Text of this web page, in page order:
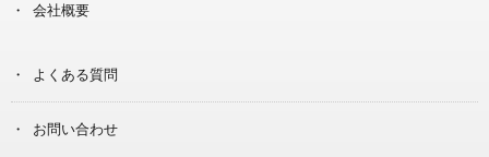
会社概要
よくある質問
お問い合わせ